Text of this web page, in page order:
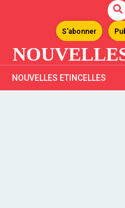
S'abonner
NOUVELLES ETINCELLES